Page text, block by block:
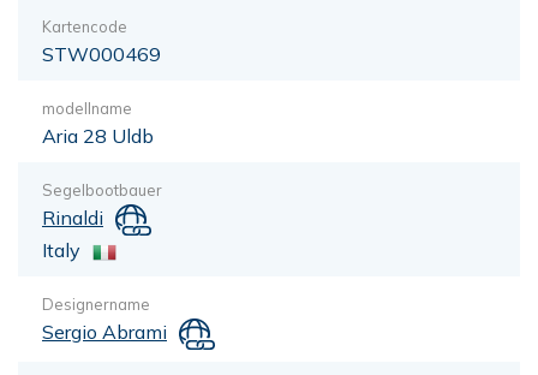
Kartencode
STW000469
modellname
Aria 28 Uldb
Segelbootbauer
Rinaldi
Italy
Designername
Sergio Abrami